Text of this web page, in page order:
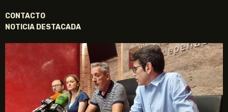
CONTACTO
NOTICIA DESTACADA